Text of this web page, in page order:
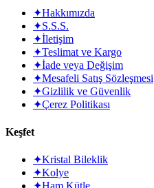
✦Hakkımızda
✦S.S.S.
✦İletişim
✦Teslimat ve Kargo
✦İade veya Değişim
✦Mesafeli Satış Sözleşmesi
✦Gizlilik ve Güvenlik
✦Çerez Politikası
Keşfet
✦Kristal Bileklik
✦Kolye
✦Ham Kütle